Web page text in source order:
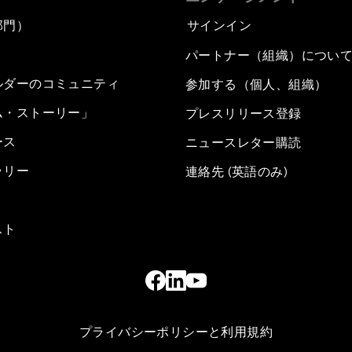
）
ーのコミュニティ
ストーリー」
リー
サインイン
パートナー（組織）につい
参加する（個人、組織）
プレスリリース登録
ニュースレター購読
連絡先 (英語のみ)
プライバシーポリシーと利用規約